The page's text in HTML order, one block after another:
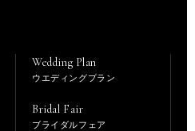
Wedding Plan
ウエディングプラン
Bridal Fair
ブライダルフェア